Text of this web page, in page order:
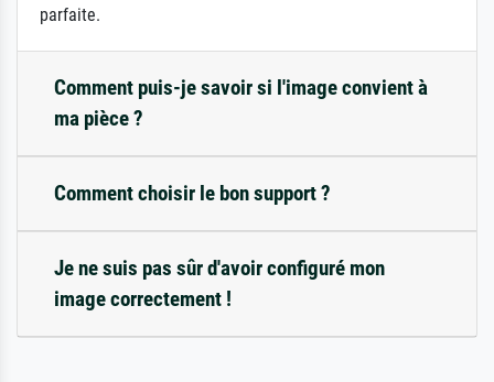
parfaite.
Comment puis-je savoir si l'image convient à
ma pièce ?
Comment choisir le bon support ?
Je ne suis pas sûr d'avoir configuré mon
image correctement !